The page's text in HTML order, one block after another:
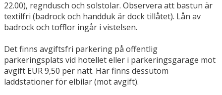
22.00), regndusch och solstolar. Observera att bastun är
textilfri (badrock och handduk är dock tillåtet). Lån av
badrock och tofflor ingår i vistelsen.
Det finns avgiftsfri parkering på offentlig
parkeringsplats vid hotellet eller i parkeringsgarage mot
avgift EUR 9,50 per natt. Här finns dessutom
laddstationer för elbilar (mot avgift).